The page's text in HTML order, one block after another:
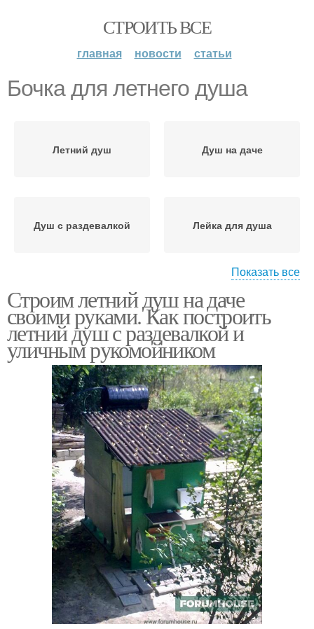
СТРОИТЬ ВСЕ
главная новости статьи
Бочка для летнего душа
Летний душ Душ на даче
Душ с раздевалкой Лейка для душа
Тёплый душ Душ с покатой крышей
Резервуары для душа Дачный душ
Показать все
Строим летний душ на даче
своими руками. Как построить
летний душ с раздевалкой и
уличным рукомойником